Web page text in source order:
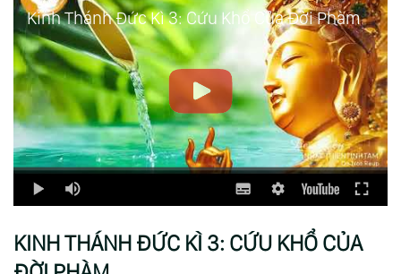
Kinh Thánh Đức Kì 3: Cứu Khổ Của Đời Phàm
KINH THÁNH ĐỨC KÌ 3: CỨU KHỔ CỦA